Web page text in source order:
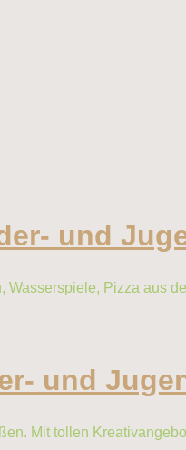
und
Wasserspiele, Pizza aus
und
Mit tollen